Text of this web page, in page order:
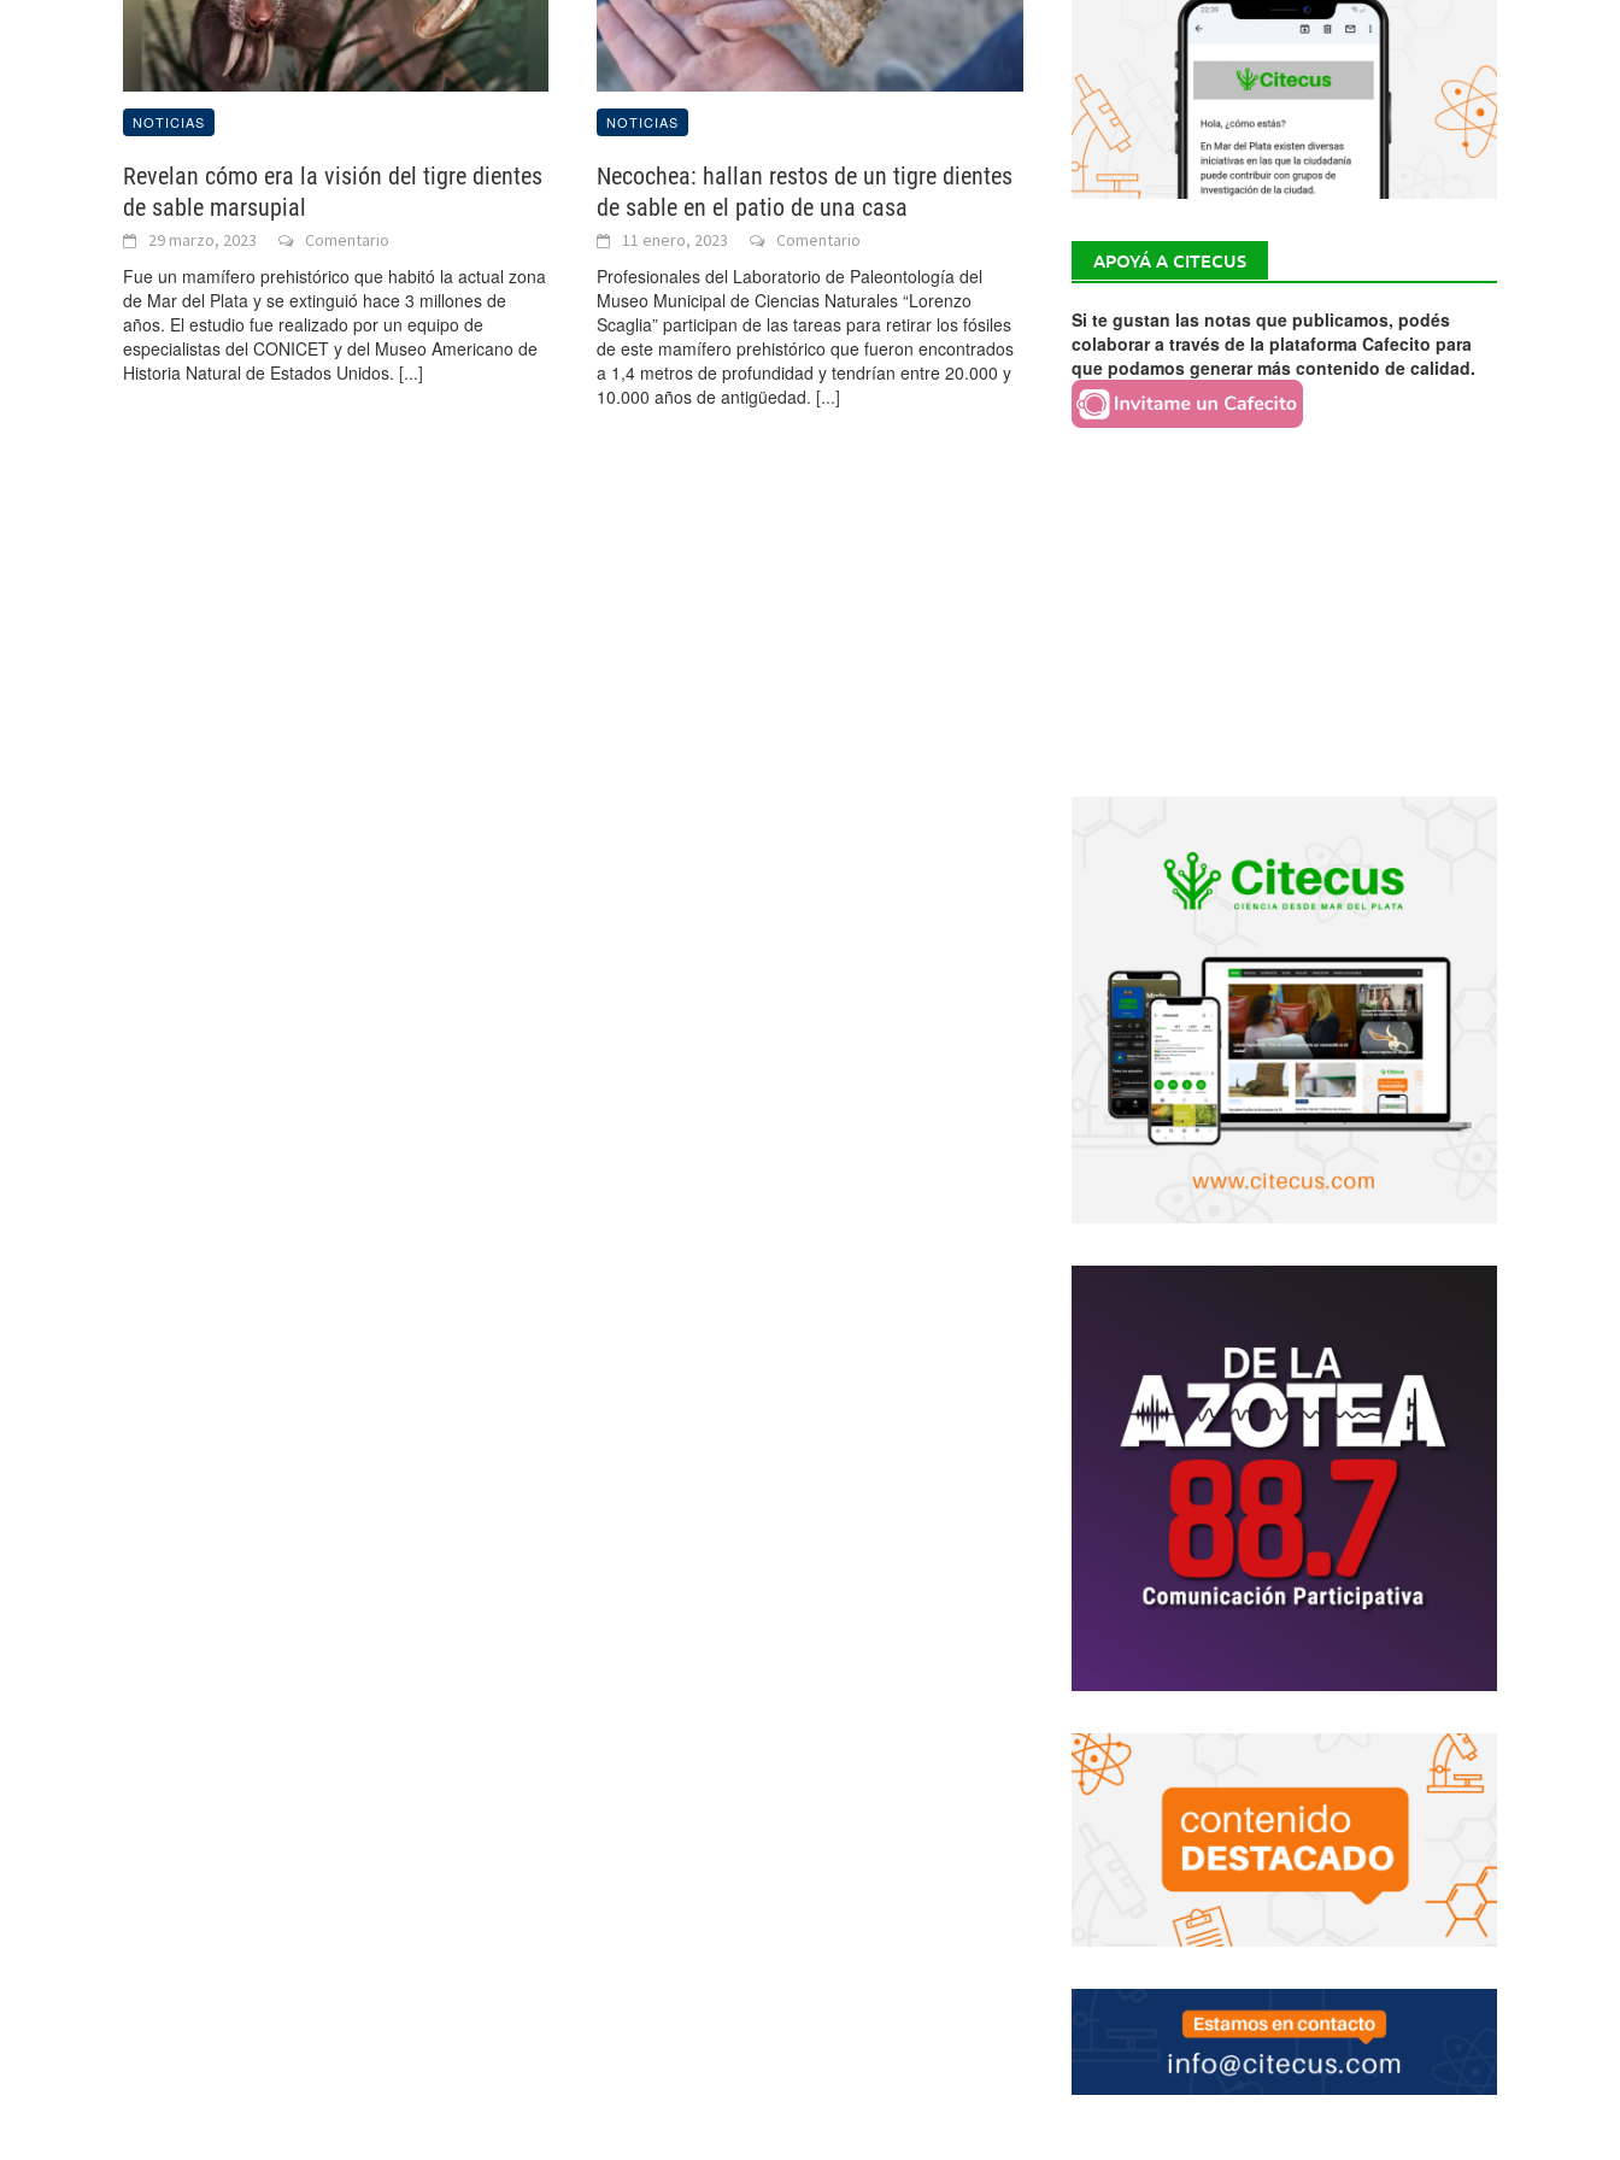
NOTICIAS
Revelan cómo era la visión del tigre dientes
de sable marsupial
29 marzo, 2023 Comentario
Fue un mamífero prehistórico que habitó la actual zona
de Mar del Plata y se extinguió hace 3 millones de
años. El estudio fue realizado por un equipo de
especialistas del CONICET y del Museo Americano de
Historia Natural de Estados Unidos. [...]
NOTICIAS
Necochea: hallan restos de un tigre dientes
de sable en el patio de una casa
11 enero, 2023 Comentario
Profesionales del Laboratorio de Paleontología del
Museo Municipal de Ciencias Naturales “Lorenzo
Scaglia” participan de las tareas para retirar los fósiles
de este mamífero prehistórico que fueron encontrados
a 1,4 metros de profundidad y tendrían entre 20.000 y
10.000 años de antigüedad. [...]
APOYÁ A CITECUS
Si te gustan las notas que publicamos, podés
colaborar a través de la plataforma Cafecito para
que podamos generar más contenido de calidad.